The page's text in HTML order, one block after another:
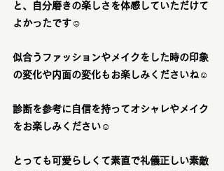
と、自分磨きの楽しさを体感していただけて
よかったです☺️
似合うファッションやメイクをした時の印象
の変化や内面の変化もお楽しみくださいね☺️
診断を参考に自信を持ってオシャレやメイク
をお楽しみください☺️
とっても可愛らしくて素直で礼儀正しい素敵